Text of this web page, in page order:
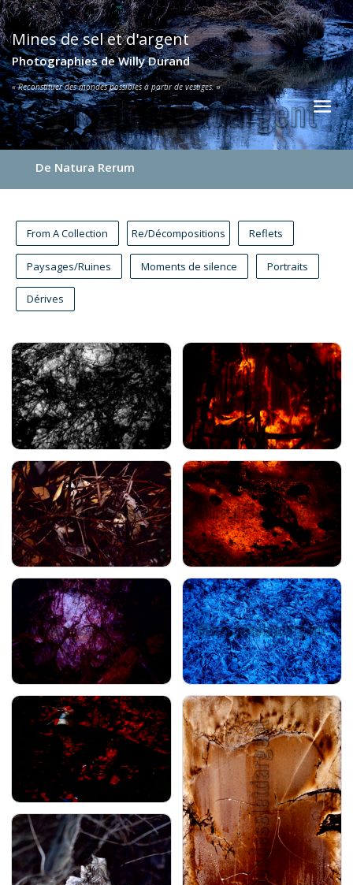
Mines de sel et d'argent
Photographies de Willy Durand
« Reconstituer des mondes possibles à partir de vestiges. »
De Natura Rerum
From A Collection Re/Décompositions Reflets
Paysages/Ruines Moments de silence Portraits
Dérives